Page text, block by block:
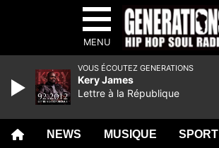
MENU
NEWS MUSIQUE SPORT
VOUS ÉCOUTEZ GENERATIONS
Kery James
Lettre à la République